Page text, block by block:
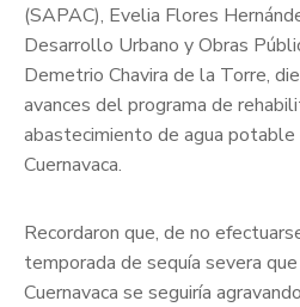
(SAPAC), Evelia Flores
Desarrollo Urbano y Obras
Demetrio Chavira de la Torre,
avances del programa de
abastecimiento de agua potable
Cuernavaca.
Recordaron que, de no
temporada de sequía severa
Cuernavaca se seguiría